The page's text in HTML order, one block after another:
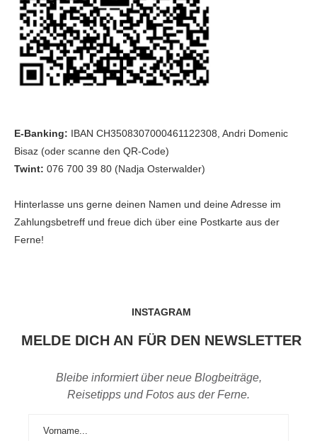
E-Banking: IBAN CH3508307000461122308, Andri Domenic
Bisaz (oder scanne den QR-Code)
Twint: 076 700 39 80 (Nadja Osterwalder)
Hinterlasse uns gerne deinen Namen und deine Adresse im
Zahlungsbetreff und freue dich über eine Postkarte aus der
Ferne!
INSTAGRAM
MELDE DICH AN FÜR DEN NEWSLETTER
Bleibe informiert über neue Blogbeiträge,
Reisetipps und Fotos aus der Ferne.